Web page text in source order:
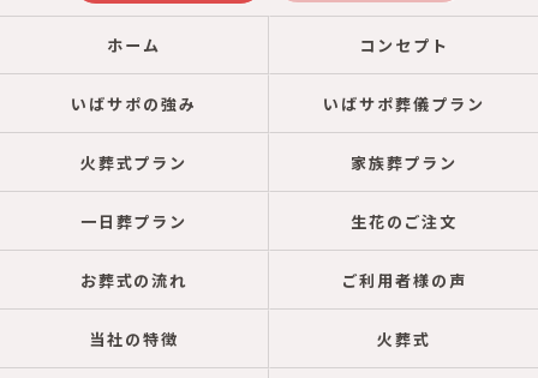
ホーム コンセプト
いばサポの強み いばサポ葬儀プラン
火葬式プラン 家族葬プラン
一日葬プラン 生花のご注文
お葬式の流れ ご利用者様の声
当社の特徴 火葬式